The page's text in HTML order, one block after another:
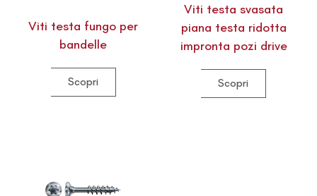
Viti testa fungo per
bandelle
Scopri
Viti testa svasata
piana testa ridotta
impronta pozi drive
Scopri